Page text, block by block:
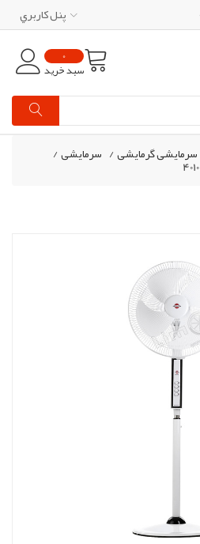
پنل کاربري
0
سبد خرید
سرمایشی گرمایشی/ سرمایشی/